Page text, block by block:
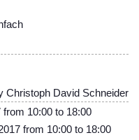
Christoph David Schneider
from 10:00 to 18:00
from 10:00 to 18:00